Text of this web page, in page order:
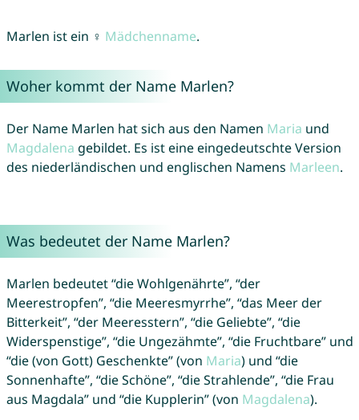
Marlen ist ein ♀ Mädchenname.
Woher kommt der Name Marlen?
Der Name Marlen hat sich aus den Namen Maria und
Magdalena gebildet. Es ist eine eingedeutschte Version
des niederländischen und englischen Namens Marleen.
Was bedeutet der Name Marlen?
Marlen bedeutet “die Wohlgenährte”, “der
Meerestropfen”, “die Meeresmyrrhe”, “das Meer der
Bitterkeit”, “der Meeresstern”, “die Geliebte”, “die
Widerspenstige”, “die Ungezähmte”, “die Fruchtbare” und
“die (von Gott) Geschenkte” (von Maria) und “die
Sonnenhafte”, “die Schöne”, “die Strahlende”, “die Frau
aus Magdala” und “die Kupplerin” (von Magdalena).